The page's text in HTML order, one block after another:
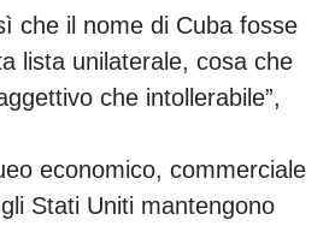
che il nome di Cuba fosse
lista unilaterale, cosa che
che intollerabile”,
economico, commerciale
Stati Uniti mantengono